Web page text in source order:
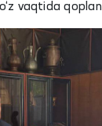
vaqtida